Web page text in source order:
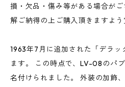
損・欠品・傷み等がある場合が
解ご納得の上ご購入頂きますよう
1963年7月に追加された「デラッ
ます。 この時点で、LV-08のパ
名付けられました。 外装の加飾